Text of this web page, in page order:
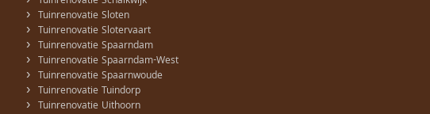
› Tuinrenovatie Sloten
› Tuinrenovatie Slotervaart
› Tuinrenovatie Spaarndam
› Tuinrenovatie Spaarndam-West
› Tuinrenovatie Spaarnwoude
› Tuinrenovatie Tuindorp
› Tuinrenovatie Uithoorn